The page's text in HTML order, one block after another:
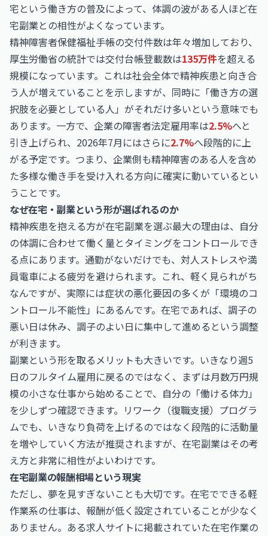
宅という働き方の普及によって、体調の波がある人ほど在
宅副業との相性がよくなっています。
精神障害者保健福祉手帳の交付件数は年々増加しており、
厚生労働省の統計では交付台帳登載数は135万件を超える
規模になっています。これは社会全体で精神疾患と向き合
う人が増えていることを示しますが、同時に「働き方の選
択肢を必要としている人」がそれだけ多いという意味でも
あります。一方で、企業の障害者法定雇用率は2.5%へと
引き上げられ、2026年7月にはさらに2.7%へ段階的に上
がる予定です。つまり、企業側も精神障害のある人を含め
た多様な働き手を受け入れる方向に確実に動いているとい
うことです。
なぜ在宅・副業という形が選ばれるのか
精神疾患を抱える方が在宅副業を選ぶ最大の理由は、自分
の体調に合わせて働く量とタイミングをコントロールでき
る点にあります。通勤がないだけでも、対人ストレスや満
員電車による疲労を避けられます。これ、軽く見られがち
なんですが、実際には症状の悪化要因の多くが「環境のコ
ントロール不能性」にあるんです。在宅であれば、調子の
悪い日は休み、調子のよい日に集中して進めるという調整
が利きます。
副業という形を取るメリットも大きいです。いきなり週5
日のフルタイム雇用に戻るのではなく、まずは月数万円規
模の小さな仕事から始めることで、自分の「働ける体力」
を少しずつ確認できます。リワーク（復職支援）プログラ
ムでも、いきなり負荷を上げるのではなく段階的に活動量
を増やしていく方法が推奨されますが、在宅副業はその考
え方と非常に相性がよいわけです。
在宅副業の報酬相場という現実
ただし、夢を見すぎないことも大切です。在宅でできる軽
作業系の仕事は、報酬が低く設定されていることが少なく
ありません。ある求人サイトに掲載されていた在宅作業の